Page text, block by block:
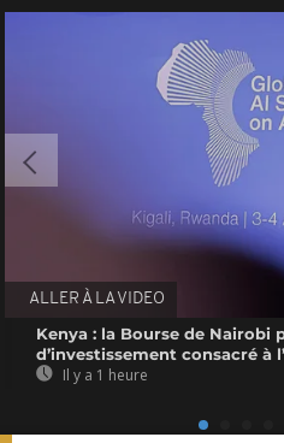
ALLER À LA VIDEO
Kenya : la Bourse de Nairobi
d’investissement consacré à
Il y a 1 heure